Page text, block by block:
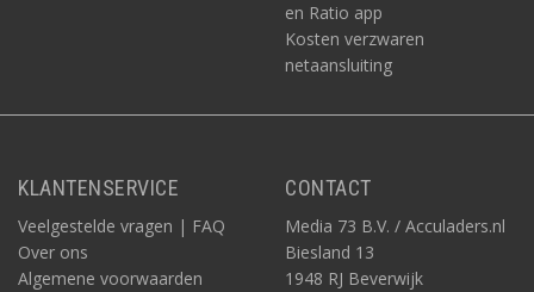
en Ratio app
Kosten verzwaren
netaansluiting
KLANTENSERVICE
Veelgestelde vragen | FAQ
Over ons
Algemene voorwaarden
CONTACT
Media 73 B.V. / Acculaders.nl
Biesland 13
1948 RJ Beverwijk